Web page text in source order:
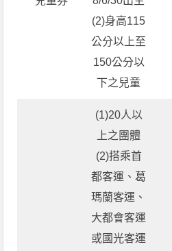
(2)身高115
公分以上至
150公分以
下之兒童
(1)20人以
上之團體
(2)搭乘首
都客運、葛
瑪蘭客運、
大都會客運
或國光客運